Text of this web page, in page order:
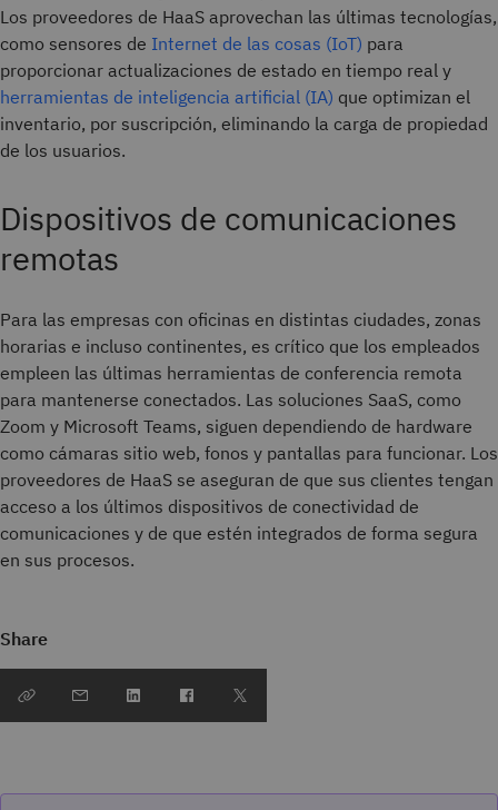
Los proveedores de HaaS aprovechan las últimas tecnologías,
como sensores de Internet de las cosas (IoT) para
proporcionar actualizaciones de estado en tiempo real y
herramientas de inteligencia artificial (IA) que optimizan el
inventario, por suscripción, eliminando la carga de propiedad
de los usuarios.
Dispositivos de comunicaciones
remotas
Para las empresas con oficinas en distintas ciudades, zonas
horarias e incluso continentes, es crítico que los empleados
empleen las últimas herramientas de conferencia remota
para mantenerse conectados. Las soluciones SaaS, como
Zoom y Microsoft Teams, siguen dependiendo de hardware
como cámaras sitio web, fonos y pantallas para funcionar. Los
proveedores de HaaS se aseguran de que sus clientes tengan
acceso a los últimos dispositivos de conectividad de
comunicaciones y de que estén integrados de forma segura
en sus procesos.
Share